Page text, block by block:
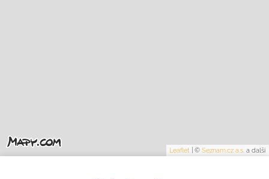
Leaflet ©Seznam.cz a.s. a další